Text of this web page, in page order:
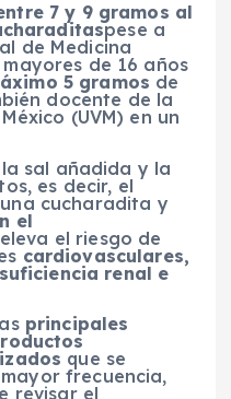
7 y 9 gramos al
pese a
de Medicina
de 16 años
5 gramos de
docente de la
(UVM) en un
sal añadida y la
es decir, el
cucharadita y
el
el riesgo de
cardiovasculares,
renal e
principales
que se
frecuencia,
revisar el